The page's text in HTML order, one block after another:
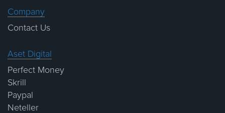
Company
Contact Us
Aset Digital
Perfect Money
Skrill
Paypal
Neteller